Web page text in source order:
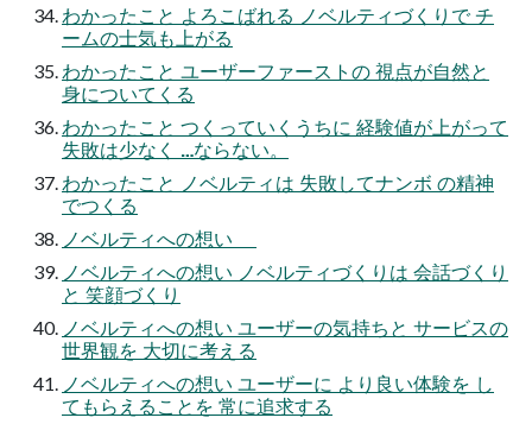
わかったこと よろこばれる ノベルティづくりで チ
ームの士気も上がる
わかったこと ユーザーファーストの 視点が自然と
身についてくる
わかったこと つくっていくうちに 経験値が上がって
失敗は少なく …ならない。
わかったこと ノベルティは 失敗してナンボ の精神
でつくる
ノベルティへの想い
ノベルティへの想い ノベルティづくりは 会話づくり
と 笑顔づくり
ノベルティへの想い ユーザーの気持ちと サービスの
世界観を 大切に考える
ノベルティへの想い ユーザーに より良い体験を し
てもらえることを 常に追求する